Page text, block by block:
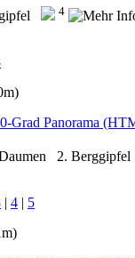
4
2. Berggipfel
4
5